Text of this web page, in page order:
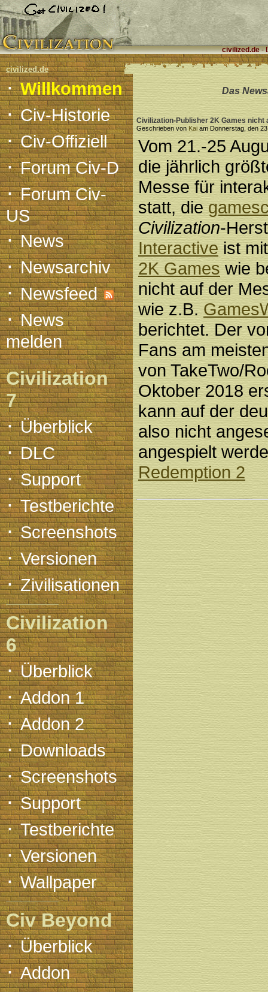
civilized.de-
civilized.de
·Willkommen
·Civ-Historie
·Civ-Offiziell
·Forum Civ-D
·Forum Civ-
US
·News
·Newsarchiv
·Newsfeed
·News
melden
Civilization
7
·Überblick
·DLC
·Support
·Testberichte
·Screenshots
·Versionen
·Zivilisationen
Civilization
6
·Überblick
·Addon 1
·Addon 2
·Downloads
·Screenshots
·Support
·Testberichte
·Versionen
·Wallpaper
Civ Beyond
·Überblick
·Addon
Das
Civilization-Publisher 2K Games nicht
Geschrieben von Kai am Donnerstag, den
Vom 21.-25
die jährlich
Messe für
statt, die
Civilization-
Interactiveist
2K Gameswie
nicht auf der
wie z.B.
berichtet. Der
Fans am
von TakeTwo/
Oktober 2018
kann auf der
also nicht
angespielt
Redemption 2